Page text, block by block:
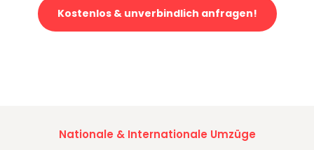
Kostenlos & unverbindlich anfragen!
Nationale & Internationale Umzüge